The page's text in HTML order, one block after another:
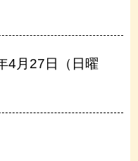
4月27日（日曜